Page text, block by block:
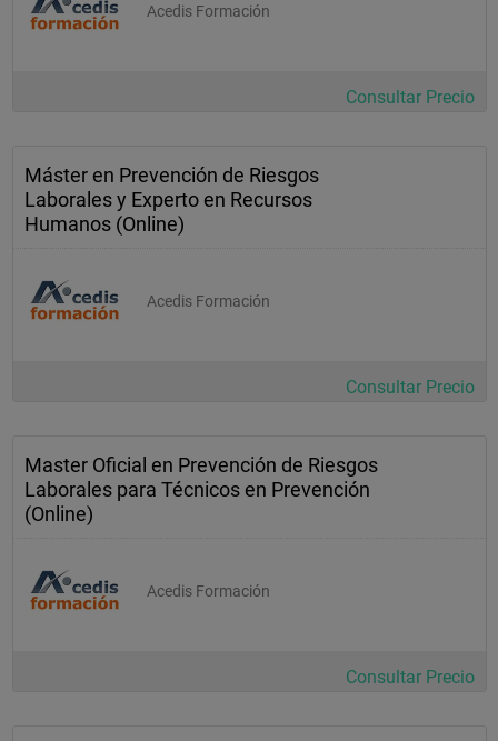
Acedis Formación
Consultar Precio
Máster en Prevención de Riesgos
Laborales y Experto en Recursos
Humanos (Online)
Acedis Formación
Consultar Precio
Master Oficial en Prevención de Riesgos
Laborales para Técnicos en Prevención
(Online)
Acedis Formación
Consultar Precio